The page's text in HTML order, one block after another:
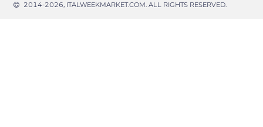
2014-2026, ITALWEEKMARKET.COM. ALL RIGHTS RESERVED.